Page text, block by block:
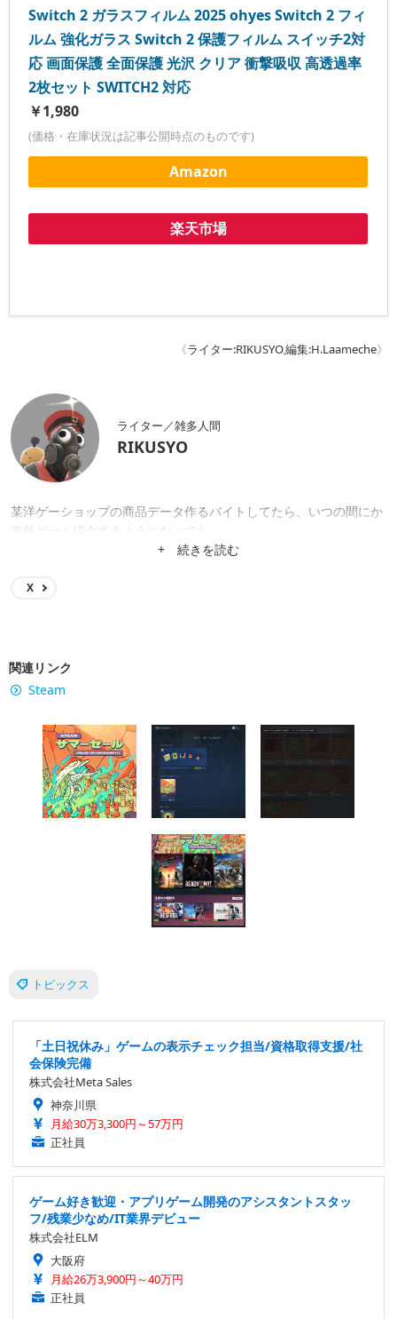
Switch 2 ガラスフィルム 2025 ohyes Switch 2 フィ
ルム 強化ガラス Switch 2 保護フィルム スイッチ2対
応 画面保護 全面保護 光沢 クリア 衝撃吸収 高透過率
2枚セット SWITCH2 対応
￥1,980
(価格・在庫状況は記事公開時点のものです)
Amazon
楽天市場
《ライター:RIKUSYO,編集:H.Laameche》
ライター／雑多人間
RIKUSYO
某洋ゲーショップの商品データ作るバイトしてたら、いつの間にか
海外ゲーム紹介するようになってた。
+ 続きを読む
X
関連リンク
Steam
トピックス
「土日祝休み」ゲームの表示チェック担当/資格取得支援/社
会保険完備
株式会社Meta Sales
神奈川県
月給30万3,300円～57万円
正社員
ゲーム好き歓迎・アプリゲーム開発のアシスタントスタッ
フ/残業少なめ/IT業界デビュー
株式会社ELM
大阪府
月給26万3,900円～40万円
正社員